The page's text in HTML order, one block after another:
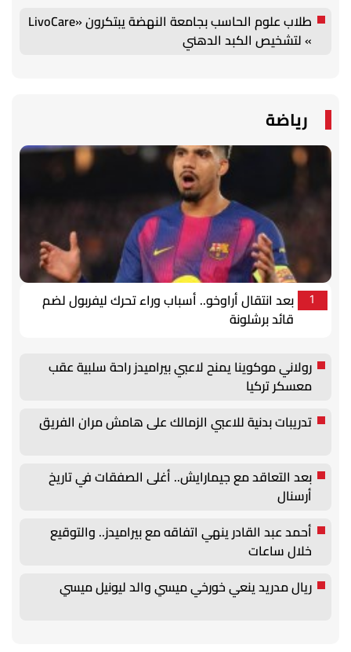
طلاب علوم الحاسب بجامعة النهضة يبتكرون «LivoCare
» لتشخيص الكبد الدهني
رياضة
1
بعد انتقال أراوخو.. أسباب وراء تحرك ليفربول لضم
قائد برشلونة
رولاني موكوينا يمنح لاعبي بيراميدز راحة سلبية عقب
معسكر تركيا
تدريبات بدنية للاعبي الزمالك على هامش مران الفريق
بعد التعاقد مع جيمارايش.. أغلى الصفقات في تاريخ
أرسنال
أحمد عبد القادر ينهي اتفاقه مع بيراميدز.. والتوقيع
خلال ساعات
ريال مدريد ينعي خورخي ميسي والد ليونيل ميسي